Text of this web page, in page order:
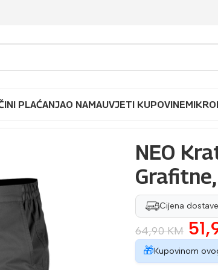
PLAĆANJAO NAMAUVJETI KUPOVINE
NEO
Cijena
64,90KM
🎁Kupovinom